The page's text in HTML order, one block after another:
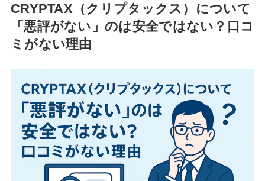
CRYPTAX（クリプタックス）について
「悪評がない」のは安全ではない？口コ
ミがない理由